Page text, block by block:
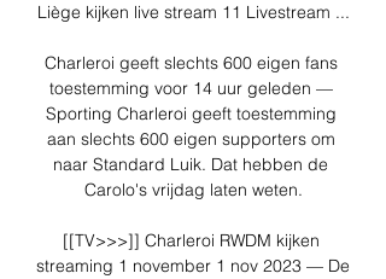
Liège kijken live stream 11 Livestream ...
Charleroi geeft slechts 600 eigen fans
toestemming voor 14 uur geleden —
Sporting Charleroi geeft toestemming
aan slechts 600 eigen supporters om
naar Standard Luik. Dat hebben de
Carolo's vrijdag laten weten.
[[TV>>>]] Charleroi RWDM kijken
streaming 1 november 1 nov 2023 — De